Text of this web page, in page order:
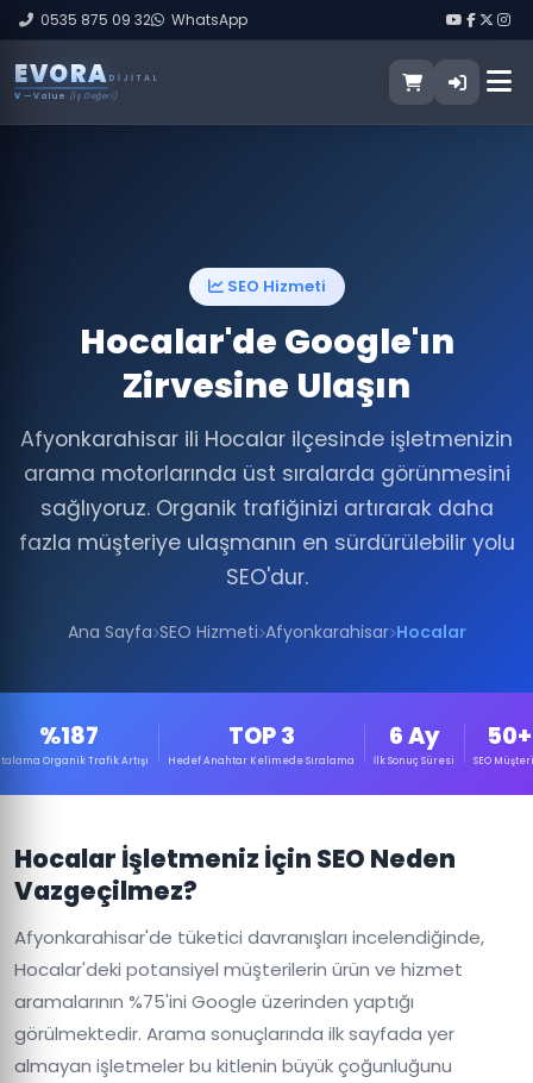
0535 875 09 32 WhatsApp
EVORA DIJITAL
V — Value (İş Değeri)
SEO Hizmeti
Hocalar'de Google'ın
Zirvesine Ulaşın
Afyonkarahisar ili Hocalar ilçesinde işletmenizin
arama motorlarında üst sıralarda görünmesini
sağlıyoruz. Organik trafiğinizi artırarak daha
fazla müşteriye ulaşmanın en sürdürülebilir yolu
SEO'dur.
Ana Sayfa SEO Hizmeti Afyonkarahisar Hocalar
%187
Organik Trafik Artışı
TOP 3
Hedef Anahtar Kelimede Sıralama
6 Ay
İlk Sonuç Süresi
50+
SEO
Hocalar İşletmeniz İçin SEO Neden
Vazgeçilmez?
Afyonkarahisar'de tüketici davranışları incelendiğinde,
Hocalar'deki potansiyel müşterilerin ürün ve hizmet
aramalarının %75'ini Google üzerinden yaptığı
görülmektedir. Arama sonuçlarında ilk sayfada yer
almayan işletmeler bu kitlenin büyük çoğunluğunu